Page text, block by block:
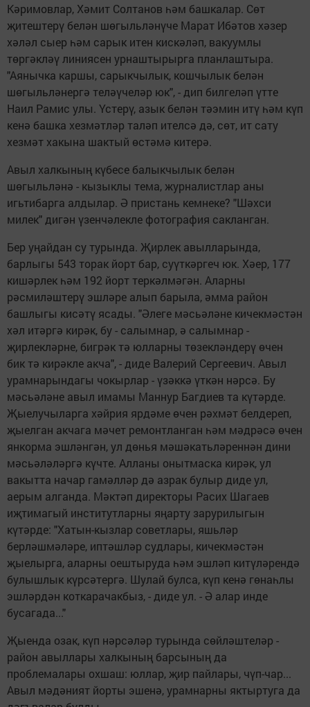
Кәримовлар, Хәмит Солтанов һәм башкалар. Сөт
җитештерү белән шөгыльләнүче Марат Ибәтов хәзер
хәләл сыер һәм сарык итен кискәләп, вакуумлы
төргәкләү линиясен урнаш­тырырга планлаштыра.
"Аянычка каршы, сарык­чылык, кошчылык белән
шөгыльләнергә теләүчеләр юк", - дип билгеләп үтте
Наил Рамис улы. Үстерү, азык белән тәэмин итү һәм күп
кенә башка хезмәтләр таләп ителсә дә, сөт, ит сату
хезмәт хакына шактый өстәмә китерә.
Авыл халкының күбесе балыкчылык белән
шөгыльләнә - кызыклы тема, журналистлар аны
игьтибарга алдылар. Ә пристань кемнеке? "Шәхси
милек" дигән үзенчәлекле фотография сакланган.
Бер уңайдан су турында. Җирлек авылларында,
барлыгы 543 торак йорт бар, суүткәргеч юк. Хәер, 177
кишәрлек һәм 192 йорт теркәлмәгән. Аларны
рәсмиләштерү эшләре алып барыла, әмма район
башлыгы кисәтү ясады. "Әлеге мәсьәләне кичекмәстән
хәл итәргә кирәк, бу - салымнар, ә салымнар -
җирлекләрне, бигрәк тә юлларны төзекләндерү өчен
бик тә кирәкле акча", - диде Валерий Сергеевич. Авыл
урамнарындагы чокырлар - үзәккә үткән нәрсә. Бу
мәсьәләне авыл имамы Маннур Багдиев та күтәрде.
Җыелучыларга хәйрия ярдәме өчен рәхмәт белдереп,
җыелган акчага мәчет ремонтланган һәм мәдрәсә өчен
янкорма эшләнгән, ул дөнья мәшәкатьләреннән дини
мәсьәләләргә күчте. Алланы онытмаска кирәк, ул
вакытта начар гамәлләр дә азрак булыр диде ул,
аерым алганда. Мәктәп директоры Расих Шагаев
иҗтимагый институтларны яңарту зарурилыгын
күтәрде: "Хатын-кызлар советлары, яшьләр
берләшмәләре, иптәшләр судлары, кичекмәстән
җыелырга, аларны оештыруда һәм эшләп китүләрендә
булышлык күрсәтергә. Шулай булса, күп кенә гөнаһлы
эшләрдән коткарачакбыз, - диде ул. - Ә алар инде
бусагада..."
Җыенда озак, күп нәрсә­ләр турында сөйләштеләр -
район авыллары халкының барсының да
проблемалары охшаш: юллар, җир пайлары, чүп-чар...
Авыл мәдәният йорты эше­нә, урамнарны яктыртуга да